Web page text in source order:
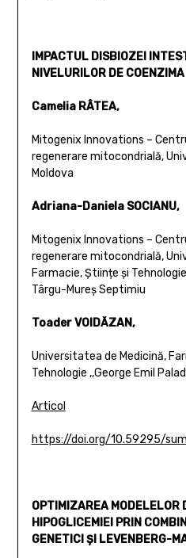
IMPACTUL DISBIOZEI
NIVELURILOR DE
Camelia RÂTEA,
Mitogenix Innovations –
regenerare mitocondrială,
Moldova
Adriana-Daniela SOCIANU,
Mitogenix Innovations –
regenerare mitocondrială,
Farmacie, Științe și
Târgu-Mureș Septimiu
Toader VOIDĂZAN,
Universitatea de Medicină,
Tehnologie ,,George Emil
Articol
https://doi.org/10.59295/
OPTIMIZAREA MODELELOR
HIPOGLICEMIEI PRIN
GENETICI ȘI LEVENBERG-